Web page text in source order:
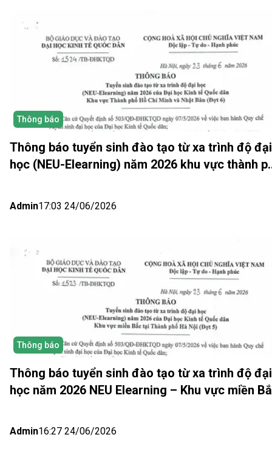
Thông báo
Thông báo tuyển sinh đào tạo từ xa trình độ đại
học (NEU-Elearning) năm 2026 khu vực thành
Admin17:03 24/06/2026
Thông báo
Thông báo tuyển sinh đào tạo từ xa trình độ đại
học năm 2026 NEU Elearning – Khu vực miền
Admin16:27 24/06/2026